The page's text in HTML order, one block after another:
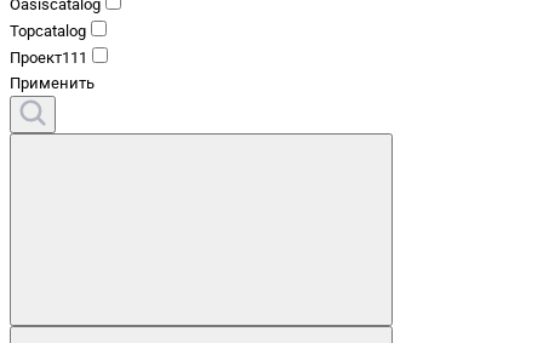
Oasiscatalog
Topcatalog
Проект111
Применить